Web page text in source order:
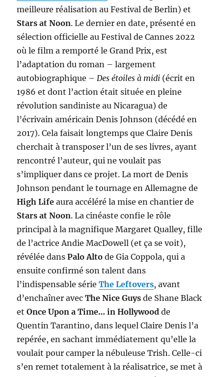
meilleure réalisation au Festival de Berlin) et
Stars at Noon. Le dernier en date, présenté en
sélection officielle au Festival de Cannes 2022
où le film a remporté le Grand Prix, est
l’adaptation du roman – largement
autobiographique –Des étoiles à midi (écrit en
1986 et dont l’action était située en pleine
révolution sandiniste au Nicaragua) de
l’écrivain américain Denis Johnson (décédé en
2017). Cela faisait longtemps que Claire Denis
cherchait à transposer l’un de ses livres, ayant
rencontré l’auteur, qui ne voulait pas
s’impliquer dans ce projet. La mort de Denis
Johnson pendant le tournage en Allemagne de
High Lifeaura accéléré la mise en chantier de
Stars at Noon. La cinéaste confie le rôle
principal à la magnifique Margaret Qualley, fille
de l’actrice Andie MacDowell (et ça se voit),
révélée dansPalo Alto de Gia Coppola, qui a
ensuite confirmé son talent dans
l’indispensable sérieThe Leftovers, avant
d’enchaîner avecThe Nice Guysde Shane Black
etOnce Upon a Time… in Hollywood de
Quentin Tarantino, dans lequel Claire Denis l’a
repérée, en sachant immédiatement qu’elle la
voulait pour camper la nébuleuse Trish. Celle-ci
s’en remet totalement à la réalisatrice, se met à